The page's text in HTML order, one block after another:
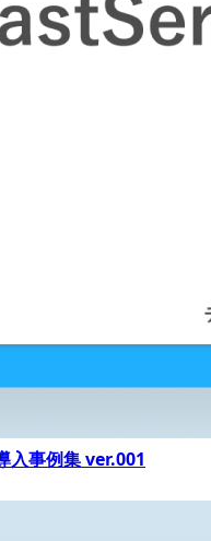
入事例集 ver.001